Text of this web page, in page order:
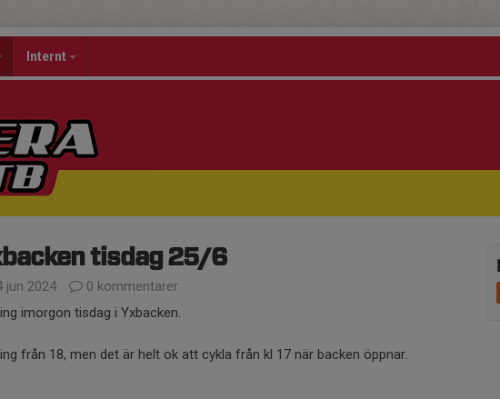
Internt
tisdag 25/6
jun 2024
0 kommentarer
imorgon tisdag i Yxbacken.
från 18, men det är helt ok att cykla från kl 17 när backen öppnar.